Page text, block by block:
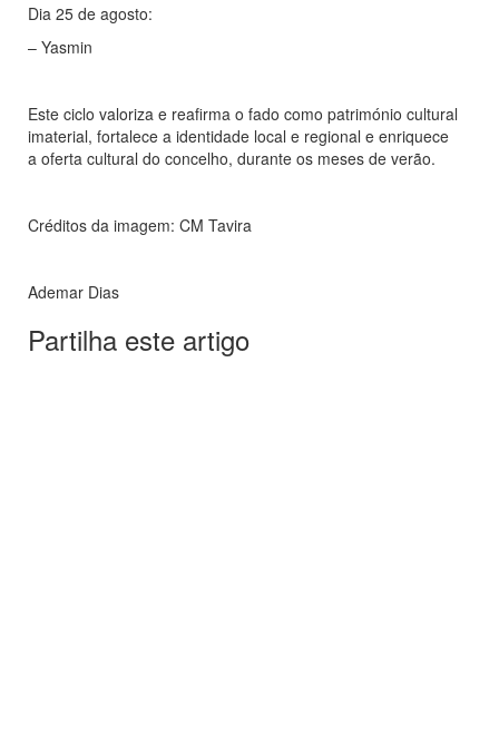
Dia 25 de agosto:
– Yasmin
Este ciclo valoriza e reafirma o fado como património cultural
imaterial, fortalece a identidade local e regional e enriquece
a oferta cultural do concelho, durante os meses de verão.
Créditos da imagem: CM Tavira
Ademar Dias
Partilha este artigo